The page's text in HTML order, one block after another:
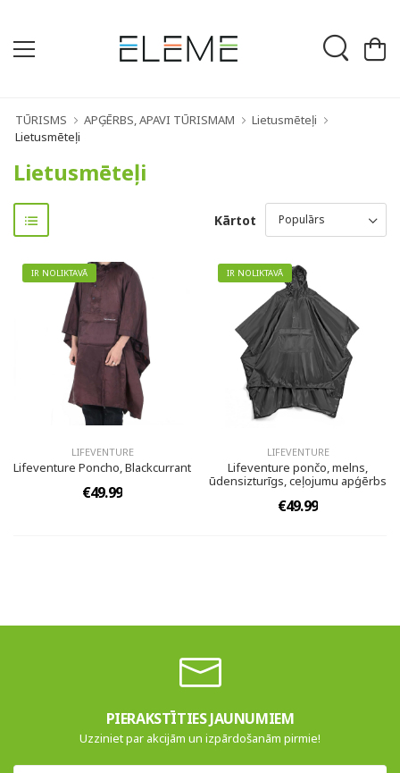
TŪRISMS APĢĒRBS, APAVI TŪRISMAM
Lietusmēteļi
Lietusmēteļi
Lietusmēteļi
Kārtot
IR NOLIKTAVĀ
LIFEVENTURE
Lifeventure Poncho, Blackcurrant
€49.99
IR NOLIKTAVĀ
LIFEVENTURE
Lifeventure pončo, melns,
ūdensizturīgs, ceļojumu apģērbs
€49.99
PIERAKSTĪTIES JAUNUMIEM
Uzziniet par akcijām un izpārdošanām pirmie!